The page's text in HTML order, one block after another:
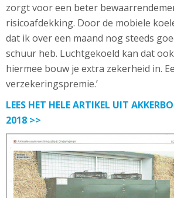
zorgt voor een beter
risicoafdekking. Door de mobiele
dat ik over een maand nog steeds
schuur heb. Luchtgekoeld kan dat
hiermee bouw je extra zekerheid in.
verzekeringspremie.’
LEES HET HELE ARTIKEL UIT
2018 >>